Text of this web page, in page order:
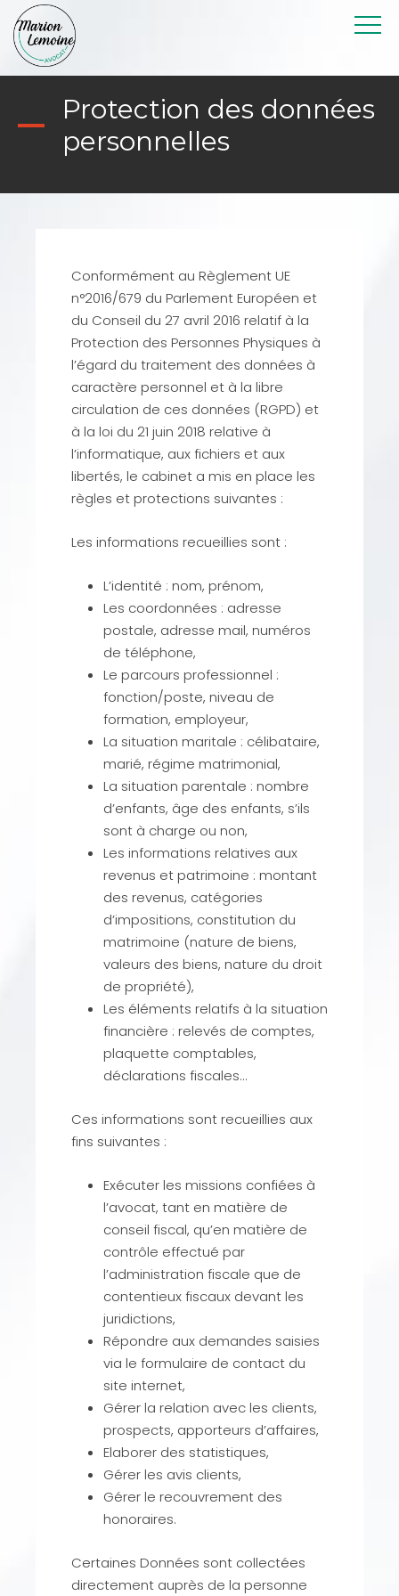
Protection des données
personnelles
Conformément au Règlement UE
n°2016/679 du Parlement Européen et
du Conseil du 27 avril 2016 relatif à la
Protection des Personnes Physiques à
l’égard du traitement des données à
caractère personnel et à la libre
circulation de ces données (RGPD) et
à la loi du 21 juin 2018 relative à
l’informatique, aux fichiers et aux
libertés, le cabinet a mis en place les
règles et protections suivantes :
Les informations recueillies sont :
L’identité : nom, prénom,
Les coordonnées : adresse
postale, adresse mail, numéros
de téléphone,
Le parcours professionnel :
fonction/poste, niveau de
formation, employeur,
La situation maritale : célibataire,
marié, régime matrimonial,
La situation parentale : nombre
d’enfants, âge des enfants, s’ils
sont à charge ou non,
Les informations relatives aux
revenus et patrimoine : montant
des revenus, catégories
d’impositions, constitution du
matrimoine (nature de biens,
valeurs des biens, nature du droit
de propriété),
Les éléments relatifs à la situation
financière : relevés de comptes,
plaquette comptables,
déclarations fiscales…
Ces informations sont recueillies aux
fins suivantes :
Exécuter les missions confiées à
l’avocat, tant en matière de
conseil fiscal, qu’en matière de
contrôle effectué par
l’administration fiscale que de
contentieux fiscaux devant les
juridictions,
Répondre aux demandes saisies
via le formulaire de contact du
site internet,
Gérer la relation avec les clients,
prospects, apporteurs d’affaires,
Elaborer des statistiques,
Gérer les avis clients,
Gérer le recouvrement des
honoraires.
Certaines Données sont collectées
directement auprès de la personne